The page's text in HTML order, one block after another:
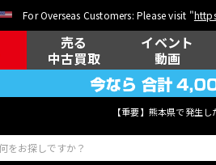
For Overseas Customers: Please visit "
売る
中古買取
イベント
動画
【重要】熊本県で発生